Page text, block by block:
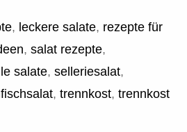
, leckere salate, rezepte für
, salat rezepte,
salate, selleriesalat,
, trennkost, trennkost